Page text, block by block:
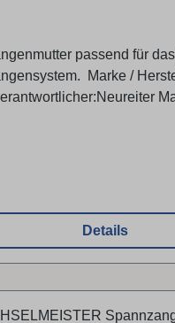
passend für
Marke / Hersteller /
Preis:
Details